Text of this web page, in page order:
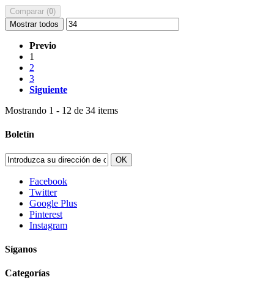
Comparar (0)
Mostrar todos
Previo
1
2
3
Siguiente
Mostrando 1 - 12 de 34 items
Boletín
OK
Facebook
Twitter
Google Plus
Pinterest
Instagram
Síganos
Categorías